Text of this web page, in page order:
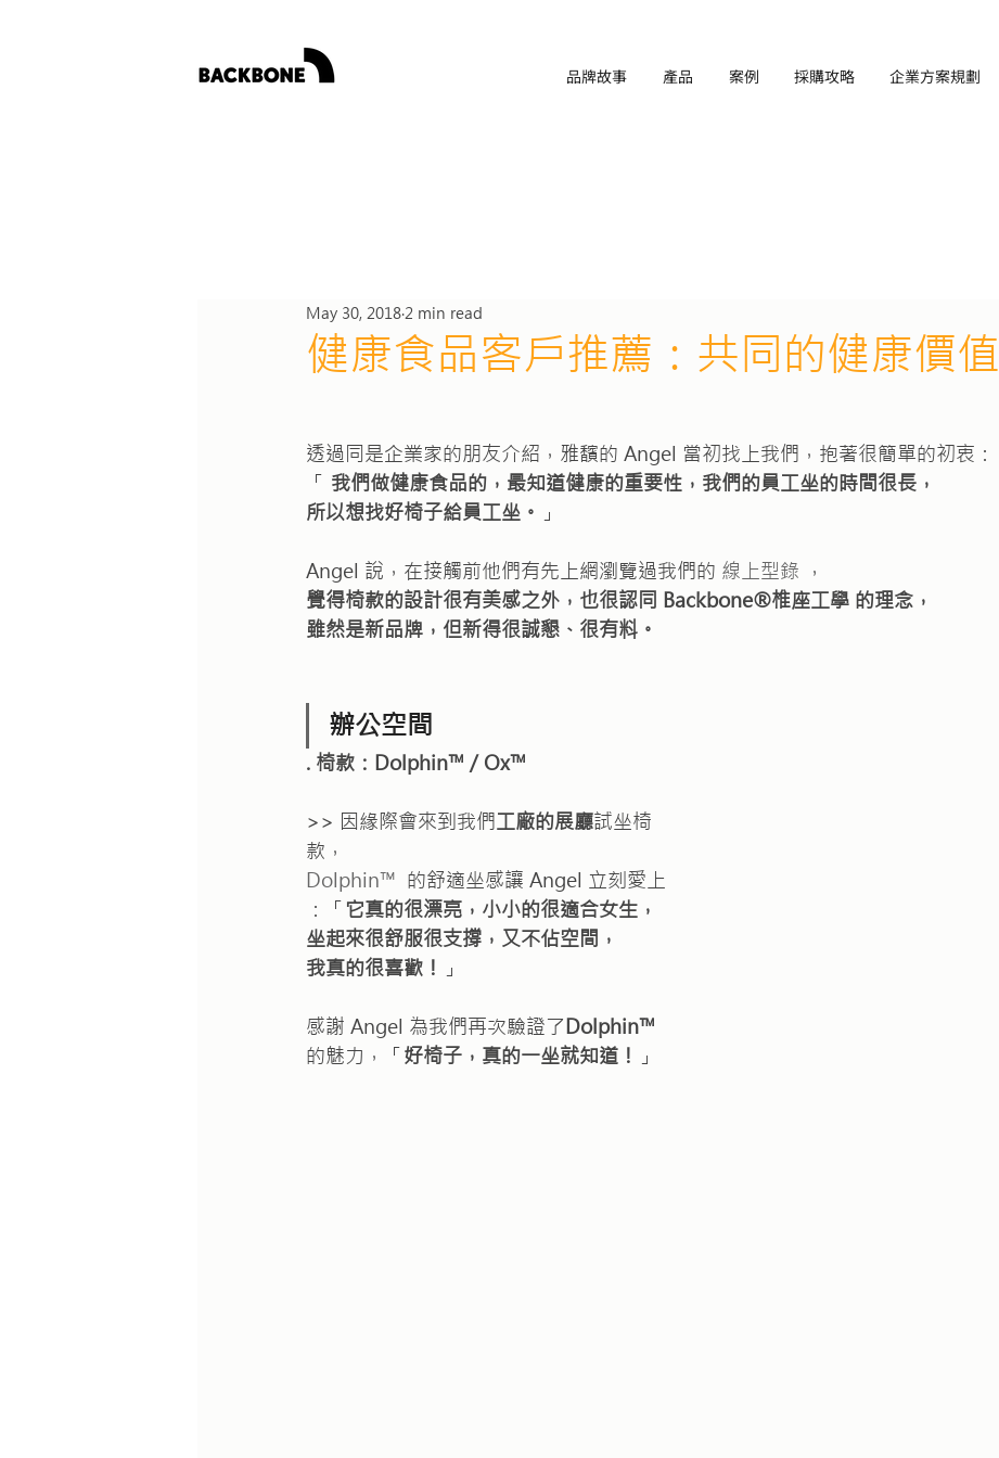
品牌故事 產品 案例 採購攻略 企業方案規劃
健康食品客戶推薦：共同的健康價值
May 30, 2018 2 min read
透過同是企業家的朋友介紹，雅馪的 Angel 當初找上我們，抱著很簡單的初衷：
「 我們做健康食品的，最知道健康的重要性，我們的員工坐的時間很長，
所以想找好椅子給員工坐。
」
Angel 說，在接觸前他們有先上網瀏覽過我們的 線上型錄 ，
覺得椅款的設計很有美感之外，也很認同 Backbone®椎座工學 的理念，
雖然是新品牌，但新得很誠懇、很有料。
辦公空間
. 椅款：Dolphin™ / Ox™
>> 因緣際會來到我們工廠的展廳試坐椅
款，
Dolphin™ 的舒適坐感讓 Angel 立刻愛上
：「 它真的很漂亮，小小的很適合女生，
坐起來很舒服很支撐，又不佔空間，
我真的很喜歡！
」
感謝 Angel 為我們再次驗證了Dolphin™
的魅力，「好椅子，真的一坐就知道！ 」